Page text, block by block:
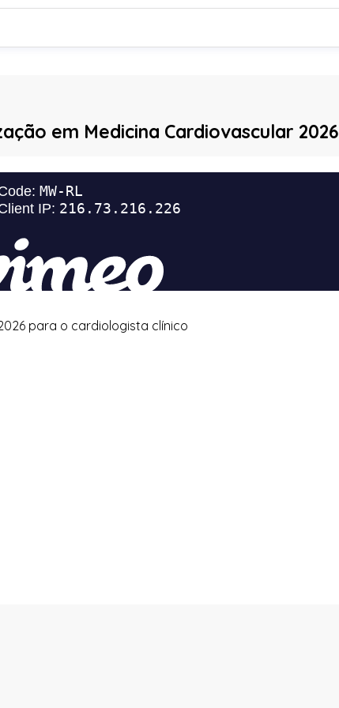
em Medicina Cardiovascular 2026
para o cardiologista clínico